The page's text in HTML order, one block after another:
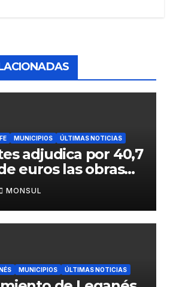
MUNICIPIOS ÚLTIMAS NOTICIAS
adjudica por 40,7
euros las obras
la accesibilidad
público en la
MONSUL
MUNICIPIOS ÚLTIMAS NOTICIAS